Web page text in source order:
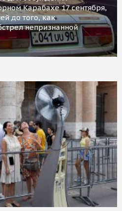
Карабахе 17 сентября,
до того, как
непризнанной